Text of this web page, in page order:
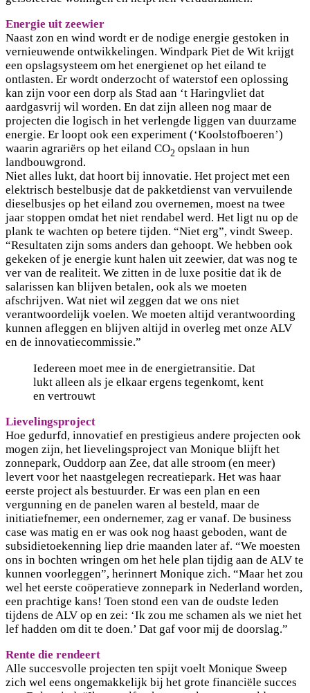
Energie uit zeewier
Naast zon en wind wordt er de nodige energie gestoken in
vernieuwende ontwikkelingen. Windpark Piet de Wit krijgt
een opslagsysteem om het energienet op het eiland te
ontlasten. Er wordt onderzocht of waterstof een oplossing
kan zijn voor een dorp als Stad aan ‘t Haringvliet dat
aardgasvrij wil worden. En dat zijn alleen nog maar de
projecten die logisch in het verlengde liggen van duurzame
energie. Er loopt ook een experiment (‘Koolstofboeren’)
waarin agrariërs op het eiland CO2 opslaan in hun
landbouwgrond.
Niet alles lukt, dat hoort bij innovatie. Het project met een
elektrisch bestelbusje dat de pakketdienst van vervuilende
dieselbusjes op het eiland zou overnemen, moest na twee
jaar stoppen omdat het niet rendabel werd. Het ligt nu op de
plank te wachten op betere tijden. “Niet erg”, vindt Sweep.
“Resultaten zijn soms anders dan gehoopt. We hebben ook
gekeken of je energie kunt halen uit zeewier, dat was nog te
ver van de realiteit. We zitten in de luxe positie dat ik de
salarissen kan blijven betalen, ook als we moeten
afschrijven. Wat niet wil zeggen dat we ons niet
verantwoordelijk voelen. We moeten altijd verantwoording
kunnen afleggen en blijven altijd in overleg met onze ALV
en de innovatiecommissie.”
Iedereen moet mee in de energietransitie. Dat
lukt alleen als je elkaar ergens tegenkomt, kent
en vertrouwt
Lievelingsproject
Hoe gedurfd, innovatief en prestigieus andere projecten ook
mogen zijn, het lievelingsproject van Monique blijft het
zonnepark, Ouddorp aan Zee, dat alle stroom (en meer)
levert voor het naastgelegen recreatiepark. Het was haar
eerste project als bestuurder. Er was een plan en een
vergunning en de panelen waren al besteld, maar de
initiatiefnemer, een ondernemer, zag er vanaf. De business
case was matig en er was ook nog haast geboden, want de
subsidietoekenning liep drie maanden later af. “We moesten
ons in bochten wringen om het hele plan tijdig aan de ALV te
kunnen voorleggen”, herinnert Monique zich. “Maar het zou
wel het eerste coöperatieve zonnepark in Nederland worden,
een prachtige kans! Toen stond een van de oudste leden
tijdens de ALV op en zei: ‘Ik zou me schamen als we niet het
lef hadden om dit te doen.’ Dat gaf voor mij de doorslag.”
Rente die rendeert
Alle succesvolle projecten ten spijt voelt Monique Sweep
zich wel eens ongemakkelijk bij het grote financiële succes